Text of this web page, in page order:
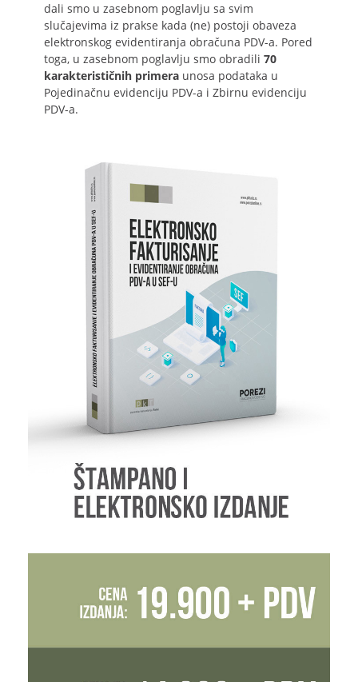
dali smo u zasebnom poglavlju sa svim
slučajevima iz prakse kada (ne) postoji obaveza
elektronskog evidentiranja obračuna PDV-a. Pored
toga, u zasebnom poglavlju smo obradili 70
karakterističnih primera unosa podataka u
Pojedinačnu evidenciju PDV-a i Zbirnu evidenciju
PDV-a.